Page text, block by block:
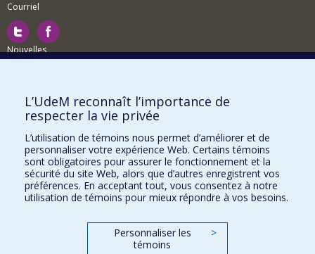
Courriel
Nouvelles
Comment soutenir le Département?
BESOIN D'AIDE?
Plan du site
Signaler une erreur
Accessibilité
FACULTÉ DES ARTS ET DES SCIENCES
Nos départements et écoles
L’UdeM reconnaît l’importance de
respecter la vie privée
L’utilisation de témoins nous permet d’améliorer et de
personnaliser votre expérience Web. Certains témoins
sont obligatoires pour assurer le fonctionnement et la
sécurité du site Web, alors que d’autres enregistrent vos
préférences. En acceptant tout, vous consentez à notre
utilisation de témoins pour mieux répondre à vos besoins.
Personnaliser les
témoins
>